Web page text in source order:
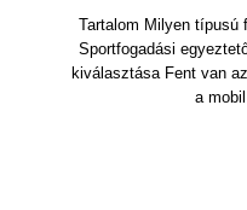
Tartalom Milyen típusú
Sportfogadási
kiválasztása Fent van
a